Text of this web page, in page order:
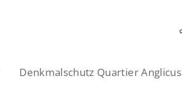
Denkmalschutz Quartier Anglicus